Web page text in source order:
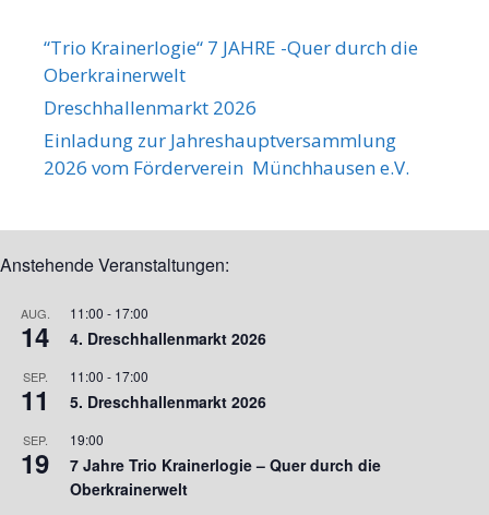
“Trio Krainerlogie“ 7 JAHRE -Quer durch die
Oberkrainerwelt
Dreschhallenmarkt 2026
Einladung zur Jahreshauptversammlung
2026 vom Förderverein Münchhausen e.V.
Anstehende Veranstaltungen:
AUG.
14
11:00 - 17:00
4. Dreschhallenmarkt 2026
SEP.
11
11:00 - 17:00
5. Dreschhallenmarkt 2026
SEP.
19
19:00
7 Jahre Trio Krainerlogie – Quer durch die
Oberkrainerwelt